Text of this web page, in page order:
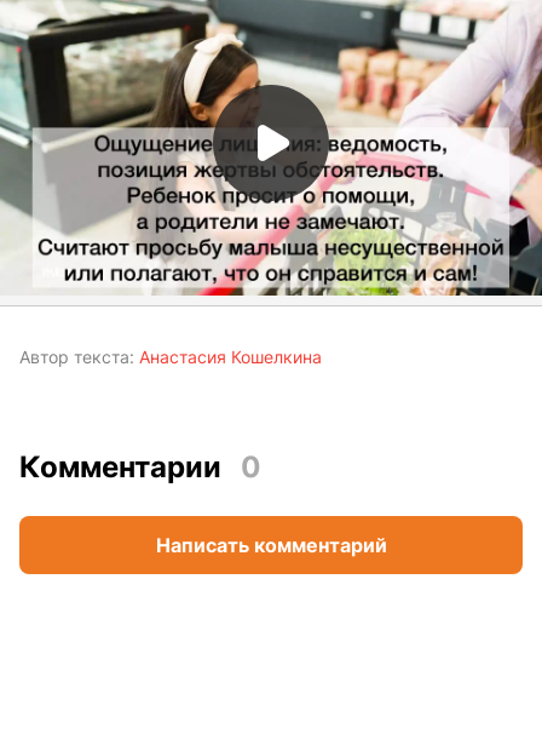
Автор текста: Анастасия Кошелкина
Комментарии 0
Написать комментарий